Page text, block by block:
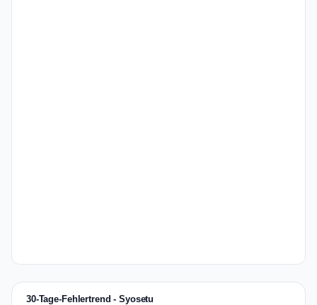
30-Tage-Fehlertrend - Syosetu